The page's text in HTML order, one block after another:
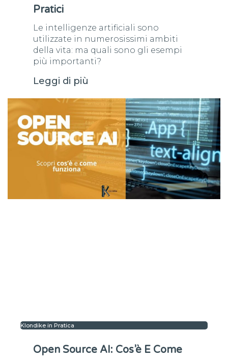
Pratici
Le intelligenze artificiali sono
utilizzate in numerosissimi ambiti
della vita: ma quali sono gli esempi
più importanti?
Leggi di più
Klondike in Pratica
Open Source AI: Cos’è E Come